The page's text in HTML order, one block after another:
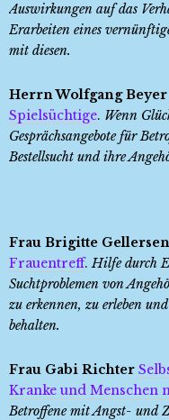
Auswirkungen auf das
Erarbeiten eines
mit diesen.
Herrn Wolfgang Beyer
Spielsüchtige. Wenn
Gesprächsangebote für
Bestellsucht und ihre
Frau Brigitte Gellersen
Frauentreff.Hilfe durch
Suchtproblemen von
zu erkennen, zu erleben
behalten.
Frau Gabi Richter
Kranke und Menschen
Betroffene mit Angst- und